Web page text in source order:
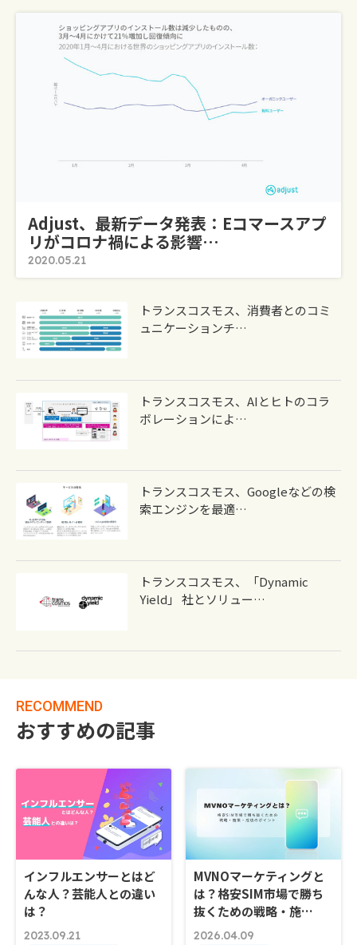
Adjust、最新データ発表：Eコマースアプ
リがコロナ禍による影響…
2020.05.21
トランスコスモス、消費者とのコミ
ュニケーションチ…
トランスコスモス、AIとヒトのコラ
ボレーションによ…
トランスコスモス、Googleなどの検
索エンジンを最適…
トランスコスモス、「Dynamic
Yield」 社とソリュー…
RECOMMEND
おすすめの記事
インフルエンサーとはど
んな人？芸能人との違い
は？
2023.09.21
MVNOマーケティングと
は？格安SIM市場で勝ち
抜くための戦略・施…
2026.04.09